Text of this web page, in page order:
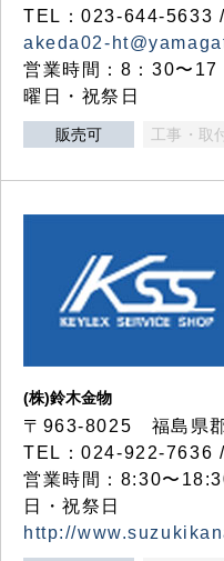
TEL：023-644-5633
akeda02-
営業時間：8：30〜17
曜日・祝祭日
販売可 工事・取
(株)鈴木金物
〒963-8025 福島県
TEL：024-922-7636
営業時間：8:30〜
日・祝祭日
http://